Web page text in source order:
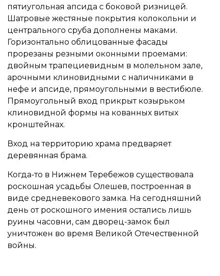
пятиугольная апсида с боковой ризницей.
Шатровые жестяные покрытия колокольни и
центрального сруба дополнены маками.
Горизонтально облицованные фасады
прорезаны резными оконными проемами:
двойным трапециевидным в молельном зале,
арочными клиновидными с наличниками в
нефе и апсиде, прямоугольными в вестибюле.
Прямоугольный вход прикрыт козырьком
клиновидной формы на кованных витых
кронштейнах.
Вход на территорию храма предваряет
деревянная брама.
Когда-то в Нижнем Теребежов существовала
роскошная усадьбы Олешев, построенная в
виде средневекового замка. На сегодняшний
день от роскошного имения остались лишь
руины часовни, сам дворец-замок был
уничтожен во время Великой Отечественной
войны.